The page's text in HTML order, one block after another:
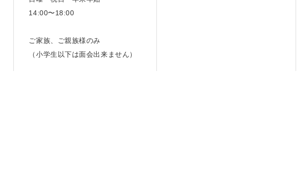
14:00〜18:00
ご家族、ご親族様のみ
（小学生以下は面会出来ません）